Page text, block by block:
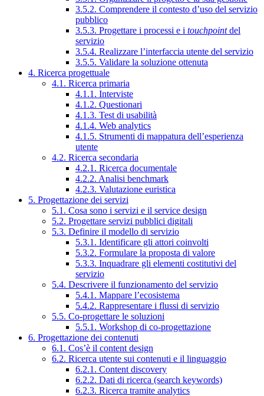
3.5.2. Comprendere il contesto d’uso del servizio
pubblico
3.5.3. Progettare i processi e i touchpointdel
servizio
3.5.4. Realizzare l’interfaccia utente del servizio
3.5.5. Validare la soluzione ottenuta
4. Ricerca progettuale
4.1. Ricerca primaria
4.1.1. Interviste
4.1.2. Questionari
4.1.3. Test di usabilità
4.1.4. Web analytics
4.1.5. Strumenti di mappatura dell’esperienza
utente
4.2. Ricerca secondaria
4.2.1. Ricerca documentale
4.2.2. Analisi benchmark
4.2.3. Valutazione euristica
5. Progettazione dei servizi
5.1. Cosa sono i servizi e il service design
5.2. Progettare servizi pubblici digitali
5.3. Definire il modello di servizio
5.3.1. Identificare gli attori coinvolti
5.3.2. Formulare la proposta di valore
5.3.3. Inquadrare gli elementi costitutivi del
servizio
5.4. Descrivere il funzionamento del servizio
5.4.1. Mappare l’ecosistema
5.4.2. Rappresentare i flussi di servizio
5.5. Co-progettare le soluzioni
5.5.1. Workshop di co-progettazione
6. Progettazione dei contenuti
6.1. Cos’è il content design
6.2. Ricerca utente sui contenuti e il linguaggio
6.2.1. Content discovery
6.2.2. Dati di ricerca (search keywords)
6.2.3. Ricerca tramite analytics